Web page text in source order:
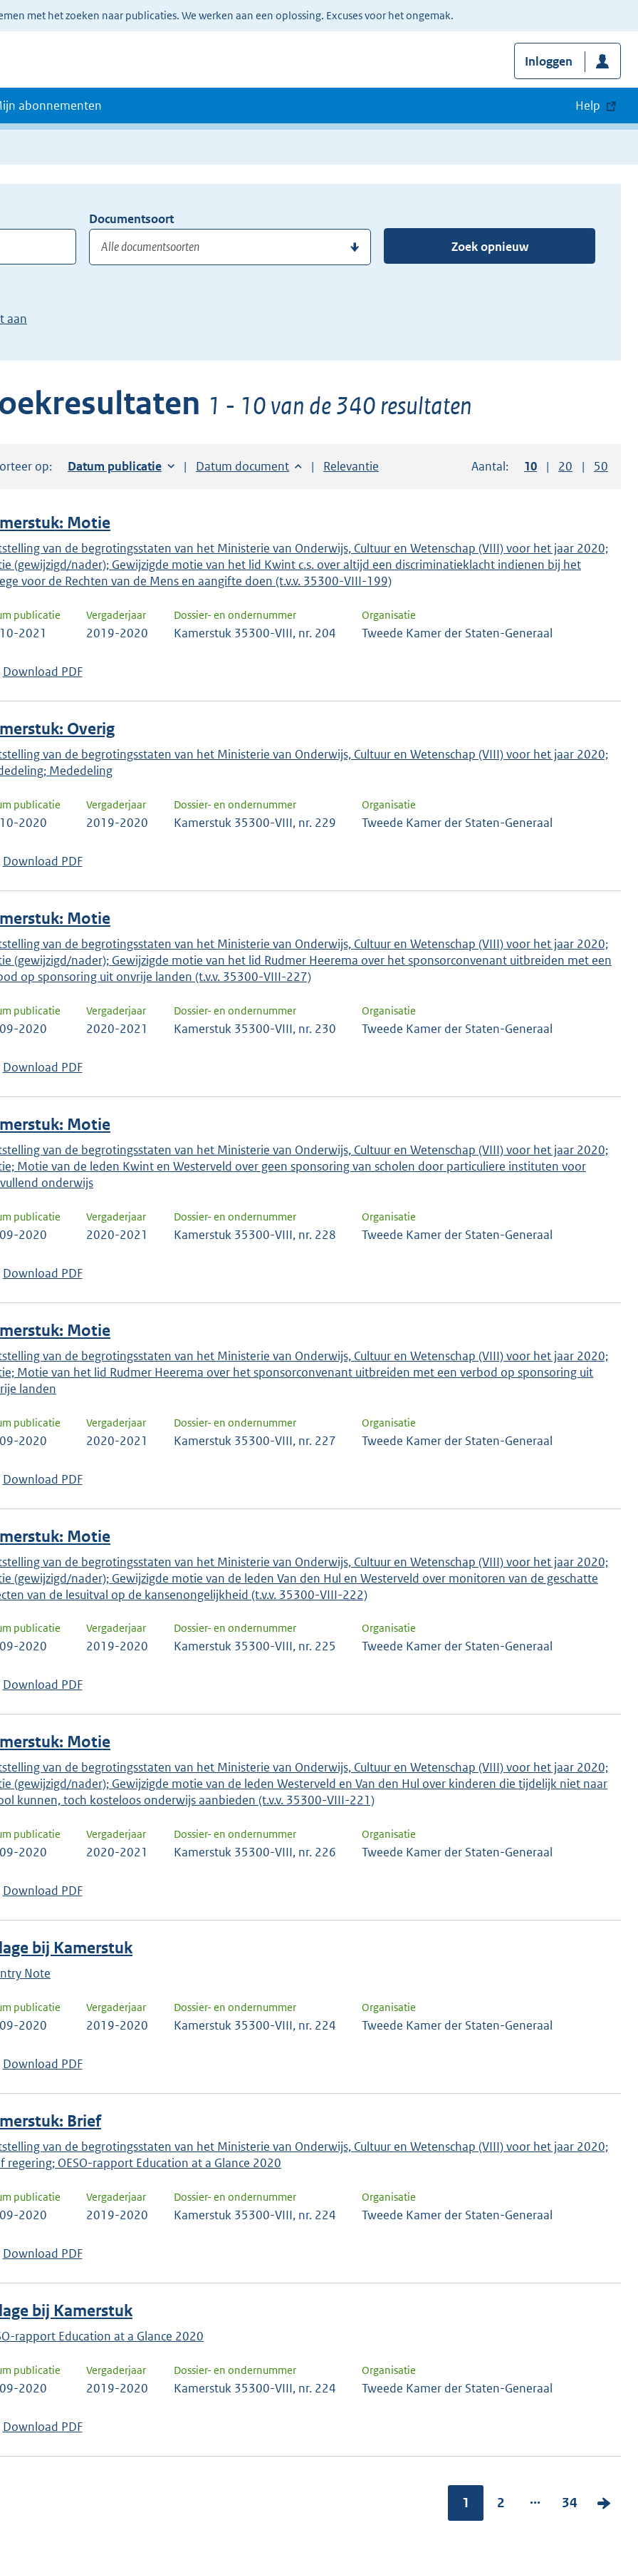
met het zoeken naar publicaties. We werken aan een oplossing. Excuses voor het ongemak.
Inloggen
abonnementen Help
Documentsoort
Gebruik
om
krijgen
suggesties.
Druk
om
ENTER
uw
keuze
Zoek opnieuw
aan
1 - 10 van de 340 resultaten
op: Sorteer op:
Datum publicatie Sorteer op:
Datum document Sorteer op:
Relevantie Aantal: Toon
10 resultaten per
Toon
20 resultaten
Toon
50
Motie
van de begrotingsstaten van het Ministerie van Onderwijs, Cultuur en Wetenschap (VIII) voor het jaar 2020;
(gewijzigd/nader); Gewijzigde motie van het lid Kwint c.s. over altijd een discriminatieklacht indienen bij het
voor de Rechten van de Mens en aangifte doen (t.v.v. 35300-VIII-199)
publicatie
2021
Vergaderjaar
2019-2020
Dossier- en ondernummer
Kamerstuk 35300-VIII, nr. 204
Organisatie
Tweede Kamer der Staten-Generaal
Download PDF
Overig
van de begrotingsstaten van het Ministerie van Onderwijs, Cultuur en Wetenschap (VIII) voor het jaar 2020;
Mededeling
publicatie
2020
Vergaderjaar
2019-2020
Dossier- en ondernummer
Kamerstuk 35300-VIII, nr. 229
Organisatie
Tweede Kamer der Staten-Generaal
Download PDF
Motie
van de begrotingsstaten van het Ministerie van Onderwijs, Cultuur en Wetenschap (VIII) voor het jaar 2020;
(gewijzigd/nader); Gewijzigde motie van het lid Rudmer Heerema over het sponsorconvenant uitbreiden met een
op sponsoring uit onvrije landen (t.v.v. 35300-VIII-227)
publicatie
2020
Vergaderjaar
2020-2021
Dossier- en ondernummer
Kamerstuk 35300-VIII, nr. 230
Organisatie
Tweede Kamer der Staten-Generaal
Download PDF
Motie
van de begrotingsstaten van het Ministerie van Onderwijs, Cultuur en Wetenschap (VIII) voor het jaar 2020;
Motie van de leden Kwint en Westerveld over geen sponsoring van scholen door particuliere instituten voor
onderwijs
publicatie
2020
Vergaderjaar
2020-2021
Dossier- en ondernummer
Kamerstuk 35300-VIII, nr. 228
Organisatie
Tweede Kamer der Staten-Generaal
Download PDF
Motie
van de begrotingsstaten van het Ministerie van Onderwijs, Cultuur en Wetenschap (VIII) voor het jaar 2020;
Motie van het lid Rudmer Heerema over het sponsorconvenant uitbreiden met een verbod op sponsoring uit
landen
publicatie
2020
Vergaderjaar
2020-2021
Dossier- en ondernummer
Kamerstuk 35300-VIII, nr. 227
Organisatie
Tweede Kamer der Staten-Generaal
Download PDF
Motie
van de begrotingsstaten van het Ministerie van Onderwijs, Cultuur en Wetenschap (VIII) voor het jaar 2020;
(gewijzigd/nader); Gewijzigde motie van de leden Van den Hul en Westerveld over monitoren van de geschatte
van de lesuitval op de kansenongelijkheid (t.v.v. 35300-VIII-222)
publicatie
2020
Vergaderjaar
2019-2020
Dossier- en ondernummer
Kamerstuk 35300-VIII, nr. 225
Organisatie
Tweede Kamer der Staten-Generaal
Download PDF
Motie
van de begrotingsstaten van het Ministerie van Onderwijs, Cultuur en Wetenschap (VIII) voor het jaar 2020;
(gewijzigd/nader); Gewijzigde motie van de leden Westerveld en Van den Hul over kinderen die tijdelijk niet naar
kunnen, toch kosteloos onderwijs aanbieden (t.v.v. 35300-VIII-221)
publicatie
2020
Vergaderjaar
2020-2021
Dossier- en ondernummer
Kamerstuk 35300-VIII, nr. 226
Organisatie
Tweede Kamer der Staten-Generaal
Download PDF
bij Kamerstuk
Note
publicatie
2020
Vergaderjaar
2019-2020
Dossier- en ondernummer
Kamerstuk 35300-VIII, nr. 224
Organisatie
Tweede Kamer der Staten-Generaal
Download PDF
Brief
van de begrotingsstaten van het Ministerie van Onderwijs, Cultuur en Wetenschap (VIII) voor het jaar 2020;
regering; OESO-rapport Education at a Glance 2020
publicatie
2020
Vergaderjaar
2019-2020
Dossier- en ondernummer
Kamerstuk 35300-VIII, nr. 224
Organisatie
Tweede Kamer der Staten-Generaal
Download PDF
bij Kamerstuk
rapport Education at a Glance 2020
publicatie
2020
Vergaderjaar
2019-2020
Dossier- en ondernummer
Kamerstuk 35300-VIII, nr. 224
Organisatie
Tweede Kamer der Staten-Generaal
Download PDF
1 2 ... 34
V